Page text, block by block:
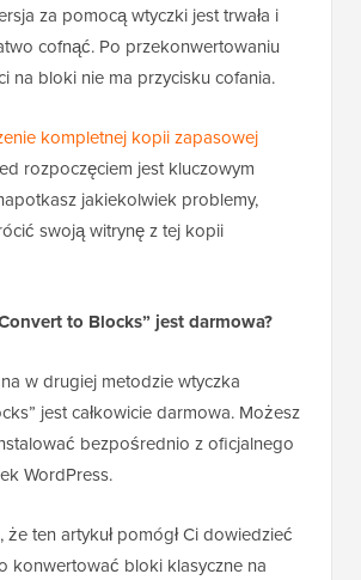
za pomocą wtyczki jest trwała i
cofnąć. Po przekonwertowaniu
na bloki nie ma przycisku cofania.
kompletnej kopii zapasowej
rozpoczęciem jest kluczowym
jakiekolwiek problemy,
swoją witrynę z tej kopii
to Blocks” jest darmowa?
w drugiej metodzie wtyczka
jest całkowicie darmowa. Możesz
bezpośrednio z oficjalnego
WordPress.
że ten artykuł pomógł Ci dowiedzieć
konwertować bloki klasyczne na